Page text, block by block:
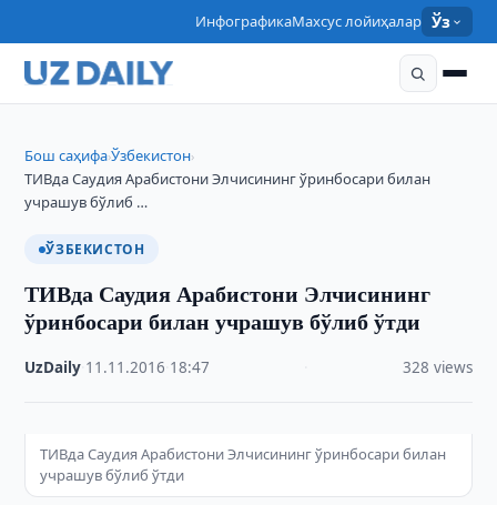
ИнфографикаМахсус лойиҳалар Ўз
Бош саҳифа›Ўзбекистон›
ТИВда Саудия Арабистони Элчисининг ўринбосари билан
учрашув бўлиб …
ЎЗБЕКИСТОН
ТИВда Саудия Арабистони Элчисининг
ўринбосари билан учрашув бўлиб ўтди
UzDaily 11.11.2016 18:47 328 views
ТИВда Саудия Арабистони Элчисининг ўринбосари билан
учрашув бўлиб ўтди